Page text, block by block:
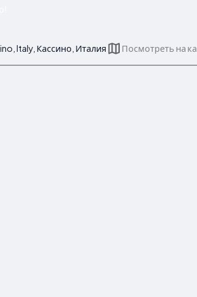
Italy, Кассино, Италия Посмотреть на